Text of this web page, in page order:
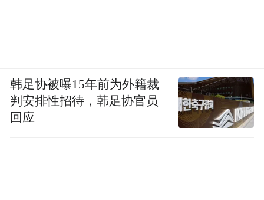
韩足协被曝15年前为外籍裁
判安排性招待，韩足协官员
回应